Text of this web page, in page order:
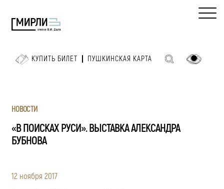
КУПИТЬ БИЛЕТ ПУШКИНСКАЯ КАРТА
НОВОСТИ
«В ПОИСКАХ РУСИ». ВЫСТАВКА АЛЕКСАНДРА
БУБНОВА
12 ноября 2017